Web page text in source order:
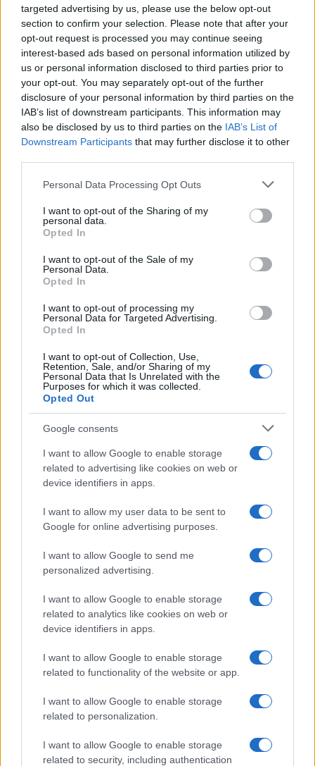
targeted advertising by us, please use the below opt-out
section to confirm your selection. Please note that after your
opt-out request is processed you may continue seeing
interest-based ads based on personal information utilized by
us or personal information disclosed to third parties prior to
your opt-out. You may separately opt-out of the further
disclosure of your personal information by third parties on the
IAB’s list of downstream participants. This information may
also be disclosed by us to third parties on the IAB’s List of
Downstream Participants that may further disclose it to other
Please note that this website/app uses one or more Google
not limited to your visit or usage behaviour. You may click to
grant or deny consent to Google and its third-party tags to
use your data for below specified purposes in below Google
consent section.
Personal Data Processing Opt Outs
I want to opt-out of the Sharing of my
personal data.
Opted In
I want to opt-out of the Sale of my
Personal Data.
Opted In
I want to opt-out of processing my
Personal Data for Targeted Advertising.
Opted In
I want to opt-out of Collection, Use,
Retention, Sale, and/or Sharing of my
Personal Data that Is Unrelated with the
Purposes for which it was collected.
Opted Out
Google consents
I want to allow Google to enable storage
related to advertising like cookies on web or
device identifiers in apps.
I want to allow my user data to be sent to
Google for online advertising purposes.
I want to allow Google to send me
personalized advertising.
I want to allow Google to enable storage
related to analytics like cookies on web or
device identifiers in apps.
I want to allow Google to enable storage
related to functionality of the website or app.
I want to allow Google to enable storage
related to personalization.
I want to allow Google to enable storage
related to security, including authentication
Luxury Club
Il Calcio Online
Professione mamma
World Music
Investimenti Magazine
Money 365
Zona Nerd
B2B Magazine
People Magazine
Day Travel
Tutto Gaming
Food Wiki
HomeMagazine
SecondHomeMagazine
Actualidad
Finanzas 24
Investindo 365
Viajar 365
Pet Story
NORTE AMERICA
Womanmagazine
Newz
Newz California